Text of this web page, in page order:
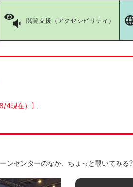
閲覧支援（アクセシビリティ）
4現在）】
ンセンターのなか、ちょっと覗いてみる?